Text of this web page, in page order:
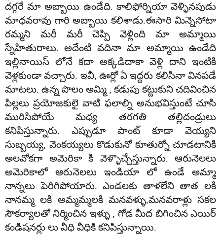
దగ్గరే మా అబ్బాయి ఉండేది. కాలిఫోర్నియా వెళ్ళినపుడు
మాధవరావు గారి అబ్బాయి కలిశాడు.ఈసారి మిన్నెసోటా
రమ్మని మరీ మరీ చెప్పి వెళ్లింది మా అమ్మాయి
స్నేహితురాలు. అదేంటి వదినా మా అమ్మాయి ఉండేది
ఇల్లినాయిస్ లోనే కదా అక్కడిదాకా వెళ్లి దాని ఇంటికి
వెళ్లకుండా వచ్చారు. ఇవీ, ఊర్లో ఏ ఇద్దరు కలిసినా వినపడే
మాటలు. ఉన్న పొలం అమ్మి , కడుపు కట్టుకుని చదివించిన
పిల్లలు ప్రయోజకులై వాటి ఫలాల్ని అనుభవిస్తుంటే చూసి
మురిసిపోయే మధ్య తరగతి తల్లిదండ్రులు
కనిపిస్తున్నారు. ఎప్పుడూ పాంట్ కూడా వెయ్యని
సుబ్బయ్య, వెంకయ్యలు కొడుకునో కూతుర్నో చూడటానికి
అలవోకగా అమెరికా కి వెళ్ళొచ్చేస్తున్నారు. ఆరునెలలు
అమెరికాలో ఆరునెలలు ఇండియా లో ఉండే అమ్మా
నాన్నలు పెరిగిపోయారు. ఎండలకు తాళలేని తాత లకి
నానమ్మ లకి అమ్మమ్మలకి మనవళ్ళు,మనవరాళ్లు సకల
సౌకర్యాలతో నిర్మించిన ఇళ్ళు , గోడ మీద బిగించిన ఎయిర్
కండిషనర్లు లు వీధి వీధికి కనిపిస్తున్నాయి.